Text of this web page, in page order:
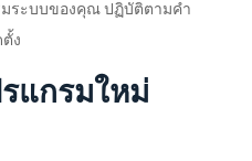
ระบบของคุณ ปฏิบัติตามคำ
ง
แกรมใหม่